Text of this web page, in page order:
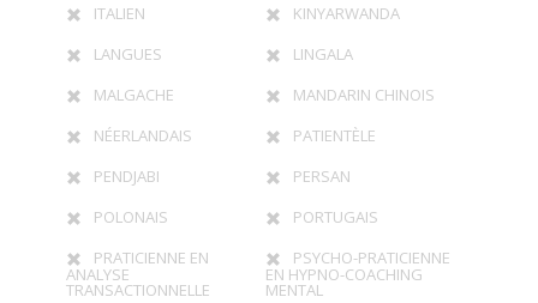
ITALIEN
KINYARWANDA
LANGUES
LINGALA
MALGACHE
MANDARIN CHINOIS
NÉERLANDAIS
PATIENTÈLE
PENDJABI
PERSAN
POLONAIS
PORTUGAIS
PRATICIENNE EN
ANALYSE
TRANSACTIONNELLE
PSYCHO-PRATICIENNE
EN HYPNO-COACHING
MENTAL